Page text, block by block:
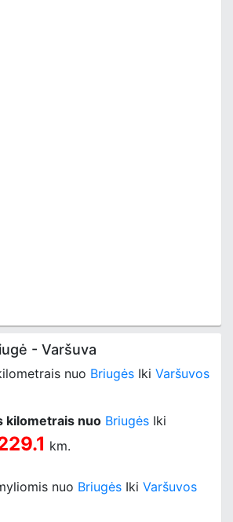
- Varšuva
nuo Briugės Iki Varšuvos
kilometrais nuo Briugės Iki
km.
nuo Briugės Iki Varšuvos